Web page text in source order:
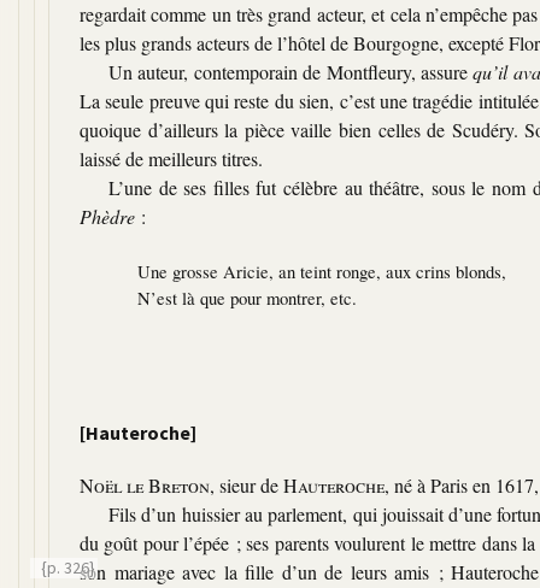
regardait comme un très grand acteur, et cela n’empêche
les plus grands acteurs de l’hôtel de Bourgogne, excepté
Un auteur, contemporain de Montfleury, assurequ’il
La seule preuve qui reste du sien, c’est une tragédie
quoique d’ailleurs la pièce vaille bien celles de Scudéry.
laissé de meilleurs titres.
L’une de ses filles fut célèbre au théâtre, sous le nom
Phèdre :
Une grosse Aricie, an teint ronge, aux crins blonds,
N’est là que pour montrer, etc.
[Hauteroche]
Noël le Breton, sieur deHauteroche, né à Paris en
Fils d’un huissier au parlement, qui jouissait d’une
du goût pour l’épée ; ses parents voulurent le mettre dans
son mariage avec la fille d’un de leurs amis ;
{p. 326}